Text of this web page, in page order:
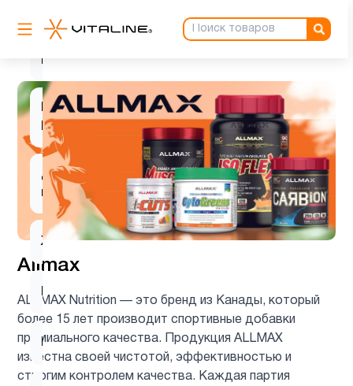
Allmax
ALLMAX Nutrition — это бренд из Канады, который
более 15 лет производит спортивные добавки
премиального качества. Продукция ALLMAX
известна своей чистотой, эффективностью и
строгим контролем качества. Каждая партия
Вегетарианский
продукт
Витамин
B
1
Для
похудения
Женщинам 31
Кожа
Коллагены 1